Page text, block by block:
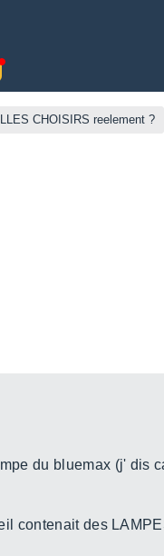
CHOISIRS reelement ?
du bluemax (j' dis
contenait des